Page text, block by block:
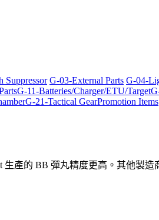
Suppressor G-03-External Parts G-04-
G-11-Batteries/Charger/ETU/Target
G-21-Tactical GearPromotion Items
產的 BB 彈丸精度更高。其他製